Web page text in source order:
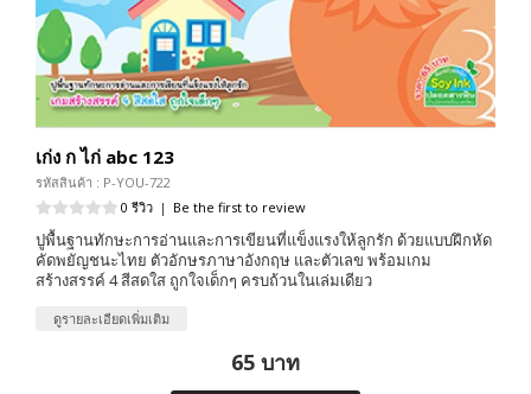
เก่ง ก ไก่ abc 123
รหัสสินค้า : P-YOU-722
0 รีวิว | Be the first to review
ปูพื้นฐานทักษะการอ่านและการเขียนที่แข็งแรงให้ลูกรัก ด้วยแบบฝึกหัด
คัดพยัญชนะไทย ตัวอักษรภาษาอังกฤษ และตัวเลข พร้อมเกม
สร้างสรรค์ 4 สีสดใส ถูกใจเด็กๆ ครบถ้วนในเล่มเดียว
ดูรายละเอียดเพิ่มเติม
65 บาท